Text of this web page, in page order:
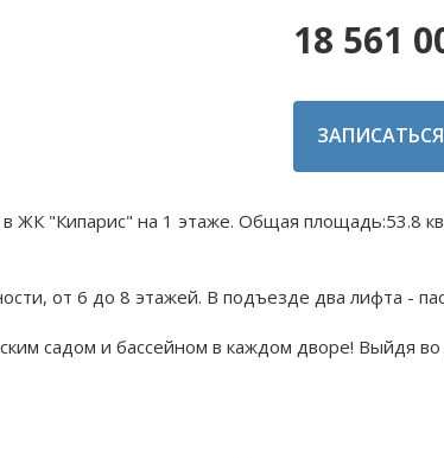
18 561
ЖК "Кипарис" на 1 этаже. Общая площадь:53.8
от 6 до 8 этажей. B подъезде два лифта -
садом и бассейном в каждом дворе! Выйдя